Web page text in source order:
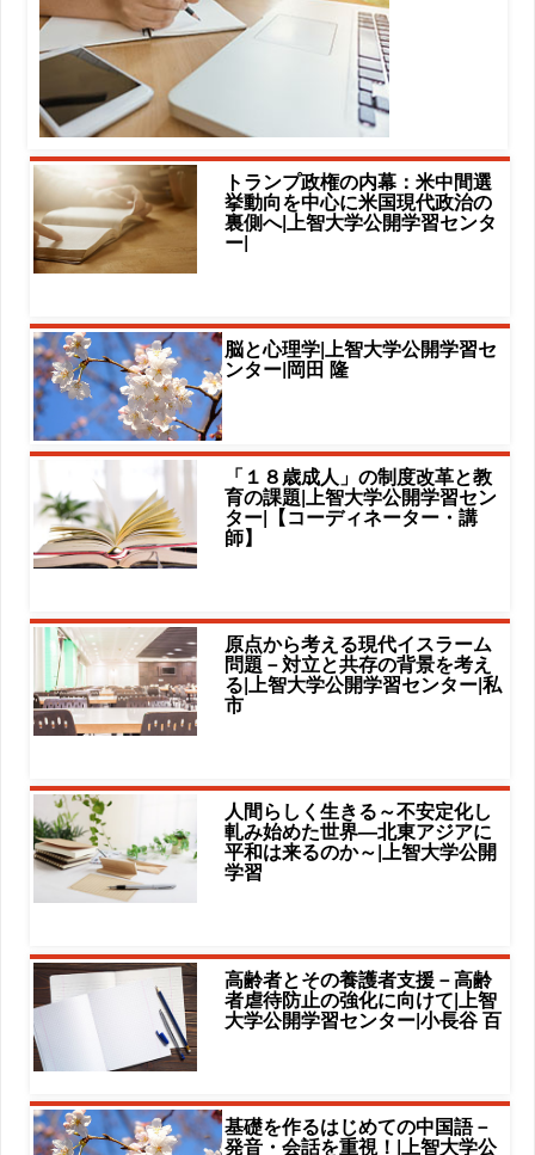
トランプ政権の内幕：米中間選
挙動向を中心に米国現代政治の
裏側へ|上智大学公開学習センタ
ー|
脳と心理学|上智大学公開学習セ
ンター|岡田 隆
「１８歳成人」の制度改革と教
育の課題|上智大学公開学習セン
ター|【コーディネーター・講
師】
原点から考える現代イスラーム
問題－対立と共存の背景を考え
る|上智大学公開学習センター|私
市
人間らしく生きる～不安定化し
軋み始めた世界―北東アジアに
平和は来るのか～|上智大学公開
学習
高齢者とその養護者支援－高齢
者虐待防止の強化に向けて|上智
大学公開学習センター|小長谷 百
基礎を作るはじめての中国語－
発音・会話を重視！|上智大学公